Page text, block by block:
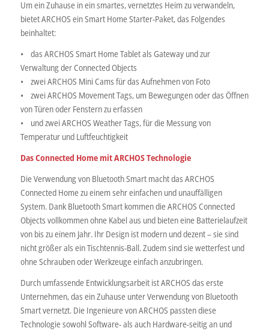
Um ein Zuhause in ein smartes, vernetztes Heim zu verwandeln,
bietet ARCHOS ein Smart Home Starter-Paket, das Folgendes
beinhaltet:
• das ARCHOS Smart Home Tablet als Gateway und zur
Verwaltung der Connected Objects
• zwei ARCHOS Mini Cams für das Aufnehmen von Foto
• zwei ARCHOS Movement Tags, um Bewegungen oder das Öffnen
von Türen oder Fenstern zu erfassen
• und zwei ARCHOS Weather Tags, für die Messung von
Temperatur und Luftfeuchtigkeit
Das Connected Home mit ARCHOS Technologie
Die Verwendung von Bluetooth Smart macht das ARCHOS
Connected Home zu einem sehr einfachen und unauffälligen
System. Dank Bluetooth Smart kommen die ARCHOS Connected
Objects vollkommen ohne Kabel aus und bieten eine Batterielaufzeit
von bis zu einem Jahr. Ihr Design ist modern und dezent – sie sind
nicht größer als ein Tischtennis-Ball. Zudem sind sie wetterfest und
ohne Schrauben oder Werkzeuge einfach anzubringen.
Durch umfassende Entwicklungsarbeit ist ARCHOS das erste
Unternehmen, das ein Zuhause unter Verwendung von Bluetooth
Smart vernetzt. Die Ingenieure von ARCHOS passten diese
Technologie sowohl Software- als auch Hardware-seitig an und